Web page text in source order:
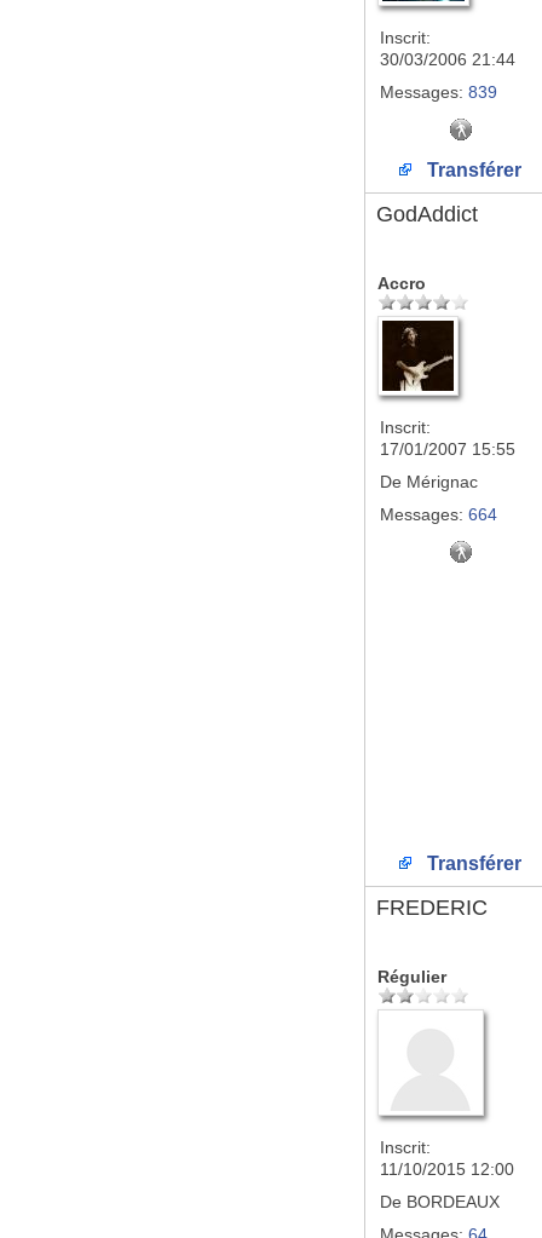
Inscrit:
30/03/2006 21:44
Messages: 839
Transférer
GodAddict
Accro
Inscrit:
17/01/2007 15:55
De Mérignac
Messages: 664
Transférer
FREDERIC
Régulier
Inscrit:
11/10/2015 12:00
De BORDEAUX